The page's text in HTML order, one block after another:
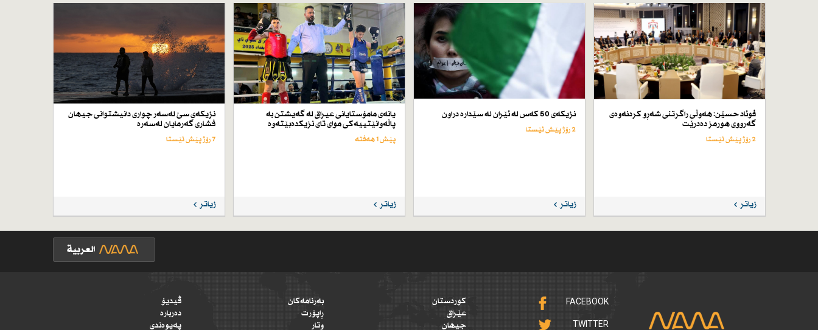
فوئاد حسێن: هەوڵی راگرتنی شەڕو كردنەوەی
گەرووی هورمز دەدرێت
2 رۆژ پێش ئێستا
زیاتر
نزیكەی 50 كەس لە ئێران لە سێدارە دراون
2 رۆژ پێش ئێستا
زیاتر
یانەی مامۆستایانی عیراق لە گەیشتن بە
پاڵەوانێتییەكی موای تای نزیكدەبێتەوە
پێش 1 هەفتە
زیاتر
نزیكەی سێ لەسەر چواری دانیشتوانی جیهان
فشاری گەرمایان لەسەرە
7 رۆژ پێش ئێستا
زیاتر
FACEBOOK
TWITTER
کوردستان
عێراق
جیهان
بەرنامەکان
ڕاپۆرت
وتار
ڤیدیۆ
دەربارە
پەیوەندی